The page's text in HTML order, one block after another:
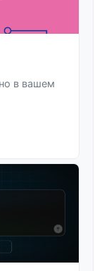
в вашем